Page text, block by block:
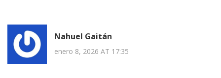
Nahuel Gaitán
enero 8, 2026 AT 17:35